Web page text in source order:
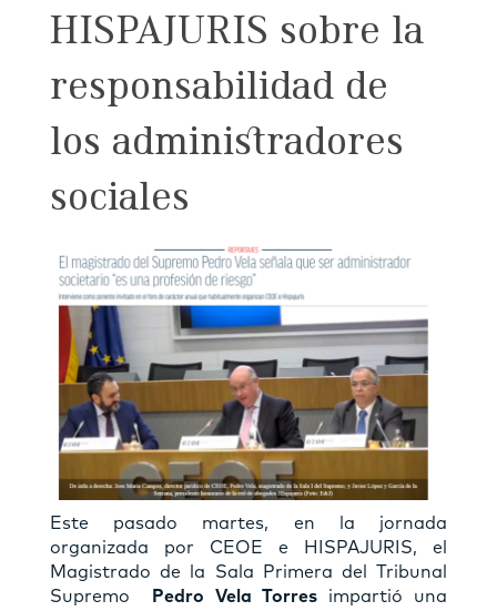
HISPAJURIS sobre la
responsabilidad de
los administradores
sociales
Este pasado martes, en la jornada
organizada por CEOE e HISPAJURIS, el
Magistrado de la Sala Primera del Tribunal
Supremo
Pedro Vela Torres impartió una